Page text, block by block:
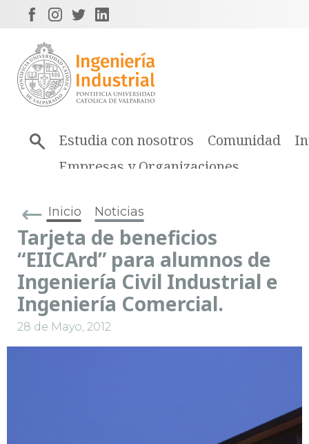
Estudia con nosotros Comunidad
Empresas y Organizaciones
Inicio Noticias
Tarjeta de beneficios
“EIICArd” para alumnos de
Ingeniería Civil Industrial e
Ingeniería Comercial.
28 de Mayo, 2012